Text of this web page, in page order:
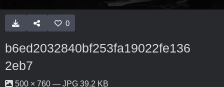
0
b6ed2032840bf253fa19022fe136
2eb7
500 × 760 — JPG 39.2 KB